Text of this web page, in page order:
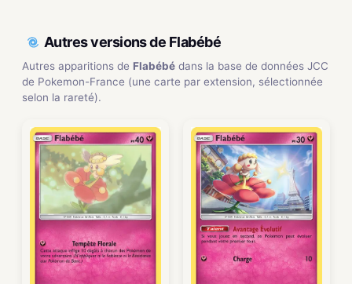
Autres versions de Flabébé
Autres apparitions de Flabébé dans la base de données JCC
de Pokemon-France (une carte par extension, sélectionnée
selon la rareté).